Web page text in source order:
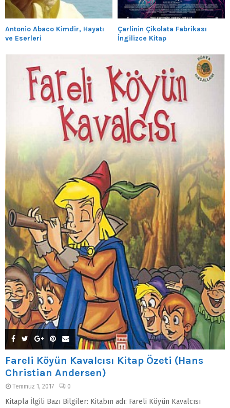
Antonio Abaco Kimdir, Hayatı
ve Eserleri
Çarlinin Çikolata Fabrikası
İngilizce Kitap
Fareli Köyün Kavalcısı Kitap Özeti (Hans
Christian Andersen)
Temmuz 1, 2017 0
Kitapla İlgili Bazı Bilgiler: Kitabın adı: Fareli Köyün Kavalcısı